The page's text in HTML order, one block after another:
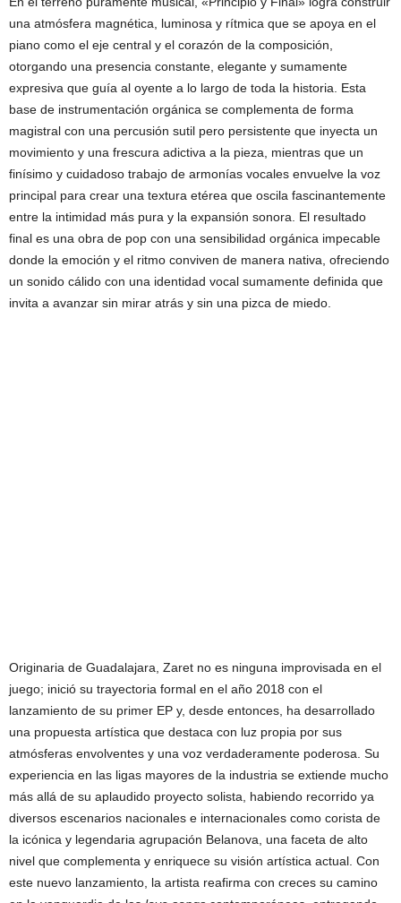
una atmósfera magnética, luminosa y rítmica que se apoya en el
piano como el eje central y el corazón de la composición,
otorgando una presencia constante, elegante y sumamente
expresiva que guía al oyente a lo largo de toda la historia. Esta
base de instrumentación orgánica se complementa de forma
magistral con una percusión sutil pero persistente que inyecta un
movimiento y una frescura adictiva a la pieza, mientras que un
finísimo y cuidadoso trabajo de armonías vocales envuelve la voz
principal para crear una textura etérea que oscila fascinantemente
entre la intimidad más pura y la expansión sonora. El resultado
final es una obra de pop con una sensibilidad orgánica impecable
donde la emoción y el ritmo conviven de manera nativa, ofreciendo
un sonido cálido con una identidad vocal sumamente definida que
invita a avanzar sin mirar atrás y sin una pizca de miedo.
Originaria de Guadalajara, Zaret no es ninguna improvisada en el
juego; inició su trayectoria formal en el año 2018 con el
lanzamiento de su primer EP y, desde entonces, ha desarrollado
una propuesta artística que destaca con luz propia por sus
atmósferas envolventes y una voz verdaderamente poderosa. Su
experiencia en las ligas mayores de la industria se extiende mucho
más allá de su aplaudido proyecto solista, habiendo recorrido ya
diversos escenarios nacionales e internacionales como corista de
la icónica y legendaria agrupación Belanova, una faceta de alto
nivel que complementa y enriquece su visión artística actual. Con
este nuevo lanzamiento, la artista reafirma con creces su camino